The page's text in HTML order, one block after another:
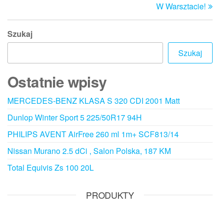
W Warsztacie!
Szukaj
Szukaj
Ostatnie wpisy
MERCEDES-BENZ KLASA S 320 CDI 2001 Matt
Dunlop Winter Sport 5 225/50R17 94H
PHILIPS AVENT AirFree 260 ml 1m+ SCF813/14
Nissan Murano 2.5 dCi , Salon Polska, 187 KM
Total Equivis Zs 100 20L
PRODUKTY